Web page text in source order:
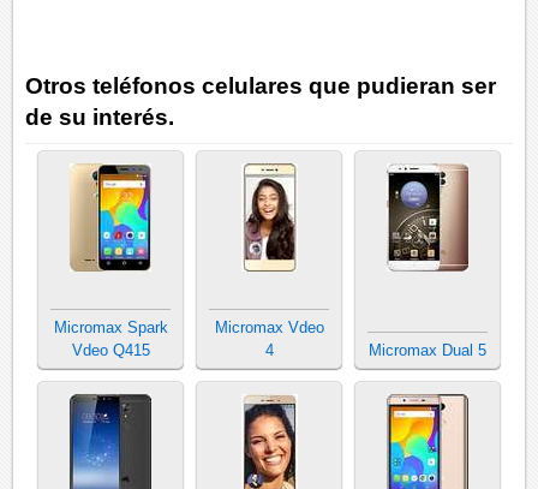
Otros teléfonos celulares que pudieran ser
de su interés.
Micromax Spark
Vdeo Q415
Micromax Vdeo
4
Micromax Dual 5